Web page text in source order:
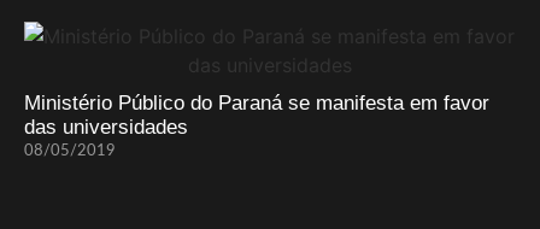
Ministério Público do Paraná se manifesta em favor
das universidades
08/05/2019